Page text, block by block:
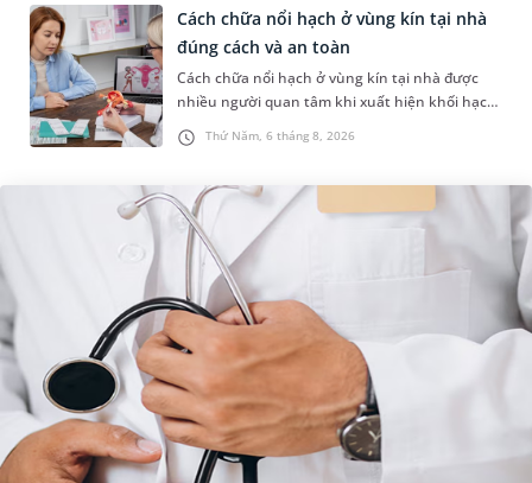
Thứ Năm, 6 tháng 8, 2026
Cách chữa nổi hạch ở vùng kín tại nhà
đúng cách và an toàn
Cách chữa nổi hạch ở vùng kín tại nhà được
nhiều người quan tâm khi xuất hiện khối hạch
nhỏ ở vùng bẹn hoặc cơ quan sinh dục. Nếu
hạch mới xuất hiện, kích th...